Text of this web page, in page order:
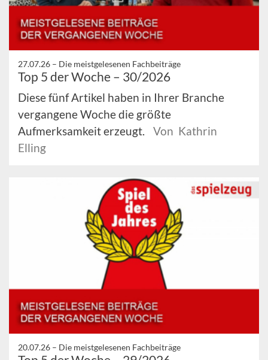
27.07.26 – Die meistgelesenen Fachbeiträge
Top 5 der Woche – 30/2026
Diese fünf Artikel haben in Ihrer Branche
vergangene Woche die größte
Aufmerksamkeit erzeugt.
Von Kathrin
Elling
20.07.26 – Die meistgelesenen Fachbeiträge